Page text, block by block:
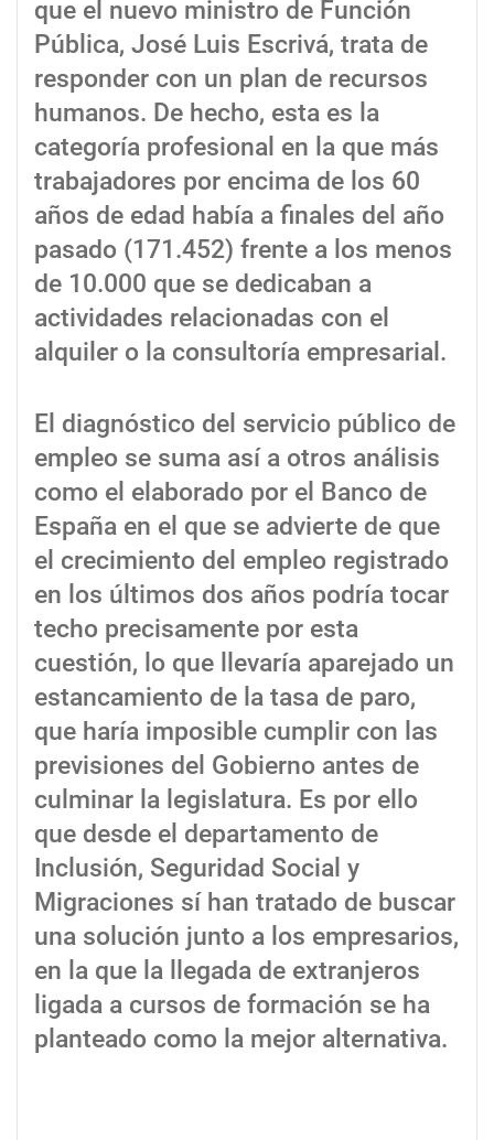
que el nuevo ministro de Función
Pública, José Luis Escrivá, trata de
responder con un plan de recursos
humanos. De hecho, esta es la
categoría profesional en la que más
trabajadores por encima de los 60
años de edad había a finales del año
pasado (171.452) frente a los menos
de 10.000 que se dedicaban a
actividades relacionadas con el
alquiler o la consultoría empresarial.
El diagnóstico del servicio público de
empleo se suma así a otros análisis
como el elaborado por el Banco de
España en el que se advierte de que
el crecimiento del empleo registrado
en los últimos dos años podría tocar
techo precisamente por esta
cuestión, lo que llevaría aparejado un
estancamiento de la tasa de paro,
que haría imposible cumplir con las
previsiones del Gobierno antes de
culminar la legislatura. Es por ello
que desde el departamento de
Inclusión, Seguridad Social y
Migraciones sí han tratado de buscar
una solución junto a los empresarios,
en la que la llegada de extranjeros
ligada a cursos de formación se ha
planteado como la mejor alternativa.